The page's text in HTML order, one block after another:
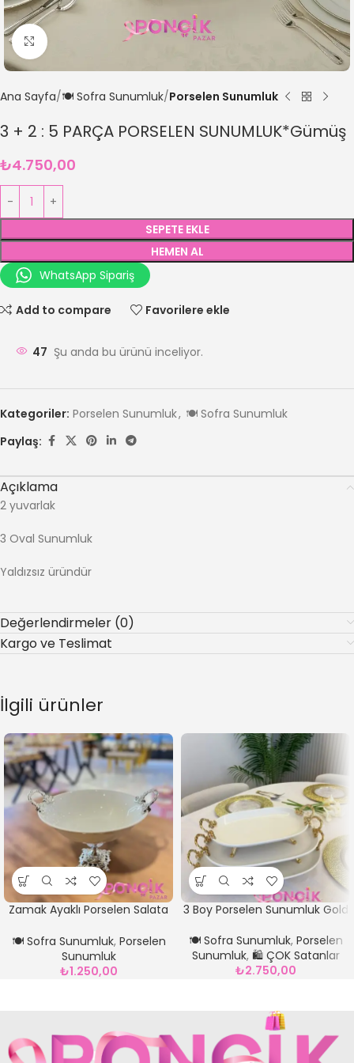
Büyütmek için tıklayın
Ana Sayfa 🍽️ Sofra Sunumluk Porselen Sunumluk
3 + 2 : 5 PARÇA PORSELEN SUNUMLUK*Gümüş
₺4.750,00
SEPETE EKLE
HEMEN AL
WhatsApp Sipariş
Add to compare Favorilere ekle
47 Şu anda bu ürünü inceliyor.
Kategoriler: Porselen Sunumluk, 🍽️ Sofra Sunumluk
Paylaş:
Açıklama
2 yuvarlak
3 Oval Sunumluk
Yaldızsız üründür
Değerlendirmeler (0)
Kargo ve Teslimat
İlgili ürünler
Zamak Ayaklı Porselen Salata
🍽️ Sofra Sunumluk, Porselen
Sunumluk
₺1.250,00
3 Boy Porselen Sunumluk Gold
🍽️ Sofra Sunumluk, Porselen
Sunumluk, 🛍️ ÇOK Satanlar
₺2.750,00